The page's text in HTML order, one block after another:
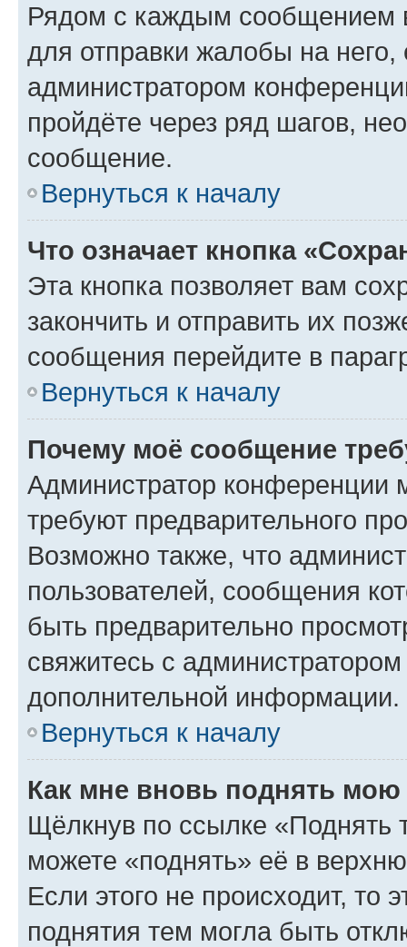
Рядом с каждым сообщением
для отправки жалобы на
администратором
пройдёте через ряд шагов,
сообщение.
Вернуться к началу
Что означает кнопка
Эта кнопка позволяет вам
закончить и отправить их
сообщения перейдите в
Вернуться к началу
Почему моё сообщение
Администратор конференции
требуют предварительного
Возможно также, что
пользователей, сообщения
быть предварительно
свяжитесь с
дополнительной информации.
Вернуться к началу
Как мне вновь поднять мою
Щёлкнув по ссылке «Поднять
можете «поднять» её в
Если этого не происходит, то
поднятия тем могла быть